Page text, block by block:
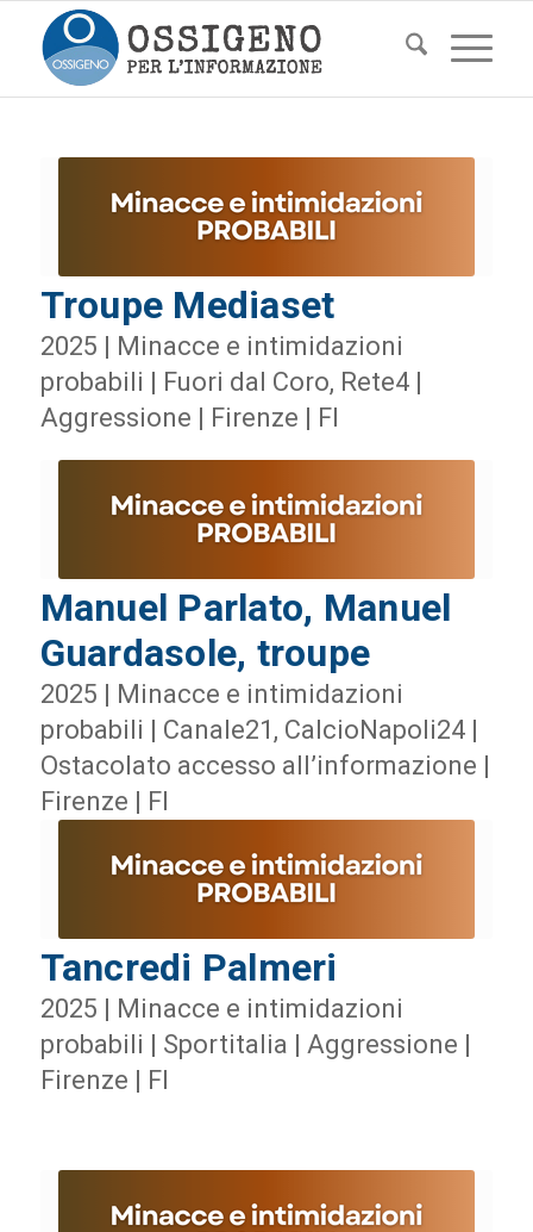
Troupe Mediaset
2025 | Minacce e intimidazioni
probabili | Fuori dal Coro, Rete4 |
Aggressione | Firenze | FI
Manuel Parlato, Manuel
Guardasole, troupe
2025 | Minacce e intimidazioni
probabili | Canale21, CalcioNapoli24 |
Ostacolato accesso all’informazione |
Firenze | FI
Tancredi Palmeri
2025 | Minacce e intimidazioni
probabili | Sportitalia | Aggressione |
Firenze | FI